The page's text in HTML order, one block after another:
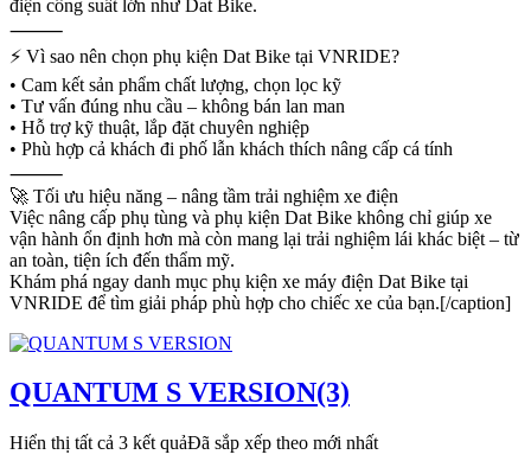
điện công suất lớn như Dat Bike.
⸻
⚡ Vì sao nên chọn phụ kiện Dat Bike tại VNRIDE?
• Cam kết sản phẩm chất lượng, chọn lọc kỹ
• Tư vấn đúng nhu cầu – không bán lan man
• Hỗ trợ kỹ thuật, lắp đặt chuyên nghiệp
• Phù hợp cả khách đi phố lẫn khách thích nâng cấp cá tính
⸻
🚀 Tối ưu hiệu năng – nâng tầm trải nghiệm xe điện
Việc nâng cấp phụ tùng và phụ kiện Dat Bike không chỉ giúp xe
vận hành ổn định hơn mà còn mang lại trải nghiệm lái khác biệt – từ
an toàn, tiện ích đến thẩm mỹ.
Khám phá ngay danh mục phụ kiện xe máy điện Dat Bike tại
VNRIDE để tìm giải pháp phù hợp cho chiếc xe của bạn.[/caption]
QUANTUM S VERSION(3)
Hiển thị tất cả 3 kết quảĐã sắp xếp theo mới nhất